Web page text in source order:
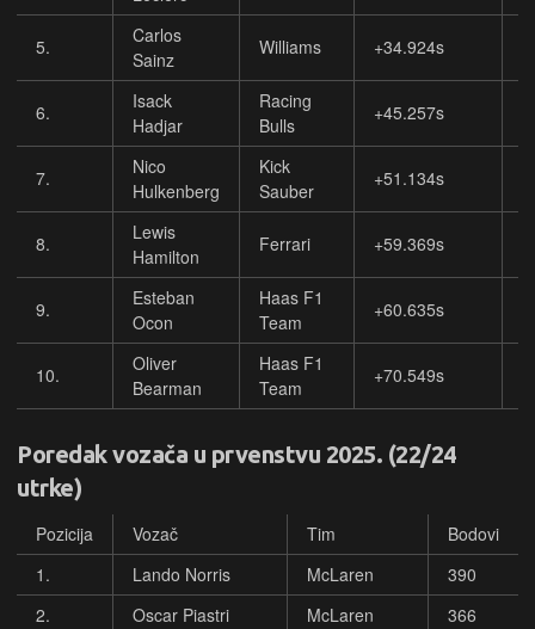
5.
Carlos
Sainz
Williams +34.924s
6.
Isack
Hadjar
Racing
Bulls
+45.257s
7.
Nico
Hulkenberg
Kick
Sauber
+51.134s
8.
Lewis
Hamilton
Ferrari +59.369s
9.
Esteban
Ocon
Haas F1
Team
+60.635s
10.
Oliver
Bearman
Haas F1
Team
+70.549s
Poredak vozača u prvenstvu 2025. (22/24
utrke)
Pozicija Vozač Tim
Bodovi
1.
Lando Norris McLaren
390
2.
Oscar Piastri McLaren 366